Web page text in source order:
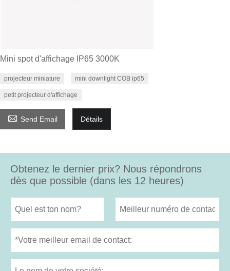
Mini spot d'affichage IP65 3000K
projecteur miniature mini downlight COB ip65
petit projecteur d'affichage
 Send Email Détails
Obtenez le dernier prix? Nous répondrons
dès que possible (dans les 12 heures)